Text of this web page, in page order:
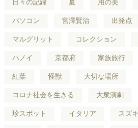
日々の記録 夏 用の美
パソコン 宮澤賢治 出発点
マルグリット コレクション
ハノイ 京都府 家族旅行
紅葉 怪獣 大切な場所
コロナ社会を生きる 大衆演劇
珍スポット イタリア スズキ